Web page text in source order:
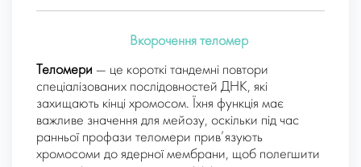
Вкорочення теломер
Теломери — це короткі тандемні повтори
спеціалізованих послідовностей ДНК, які
захищають кінці хромосом. Їхня функція має
важливе значення для мейозу, оскільки під час
ранньої профази теломери прив’язують
хромосоми до ядерної мембрани, щоб полегшити